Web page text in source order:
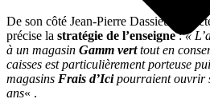
De son côté Jean-Pierre Dassieu,
précise la stratégie de l’enseigne:«
à un magasin Gamm verttout en
caisses est particulièrement porteuse
magasins Frais d’Icipourraient ouvrir
ans« .